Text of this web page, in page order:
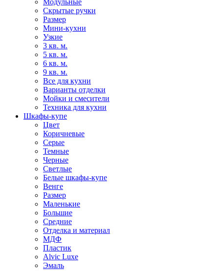
Модульные
Скрытые ручки
Размер
Мини-кухни
Узкие
3 кв. м.
5 кв. м.
6 кв. м.
9 кв. м.
Все для кухни
Варианты отделки
Мойки и смесители
Техника для кухни
Шкафы-купе
Цвет
Коричневые
Серые
Темные
Черные
Светлые
Белые шкафы-купе
Венге
Размер
Маленькие
Большие
Средние
Отделка и материал
МДФ
Пластик
Alvic Luxe
Эмаль